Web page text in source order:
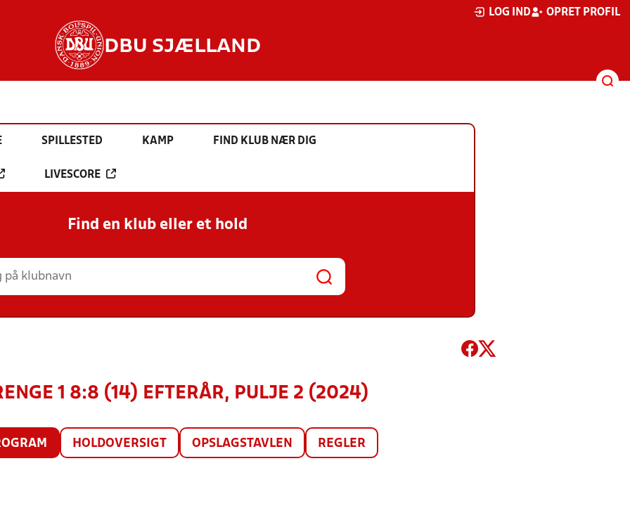
LOG IND OPRET PROFIL
DBU SJÆLLAND
SPILLESTED KAMP FIND KLUB NÆR DIG
LIVESCORE
Find en klub eller et hold
1 8:8 (14) EFTERÅR, PULJE 2 (2024)
HOLDOVERSIGT OPSLAGSTAVLEN REGLER